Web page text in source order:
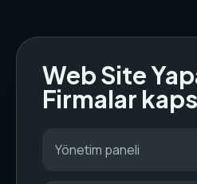
Web Site
Firmalar
Yönetim paneli